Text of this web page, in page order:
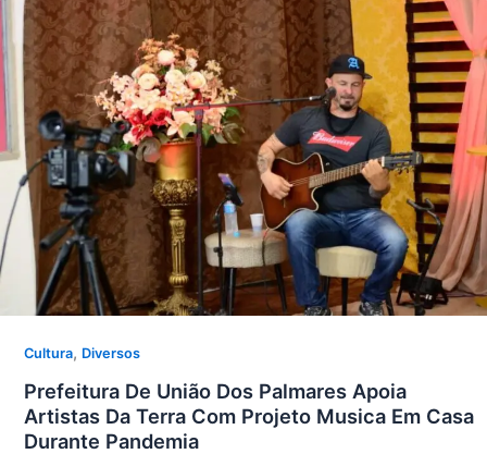
Cultura, Diversos
Prefeitura De União Dos Palmares Apoia
Artistas Da Terra Com Projeto Musica Em Casa
Durante Pandemia